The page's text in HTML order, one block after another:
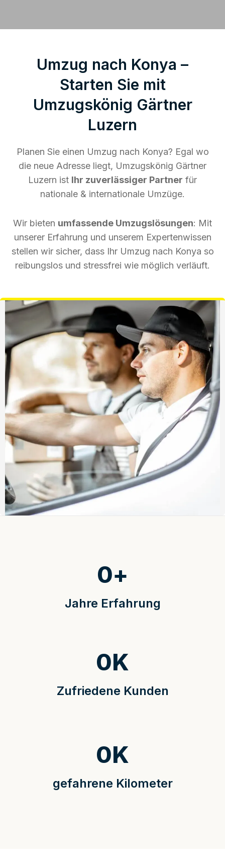
Umzug nach Konya –
Starten Sie mit
Umzugskönig Gärtner
Luzern
Planen Sie einen Umzug nach Konya? Egal wo
die neue Adresse liegt, Umzugskönig Gärtner
Luzern ist Ihr zuverlässiger Partner für
nationale & internationale Umzüge.
Wir bieten umfassende Umzugslösungen: Mit
unserer Erfahrung und unserem Expertenwissen
stellen wir sicher, dass Ihr Umzug nach Konya so
reibungslos und stressfrei wie möglich verläuft.
Jahre Erfahrung
0+
Zufriedene Kunden
0K
gefahrene Kilometer
0K